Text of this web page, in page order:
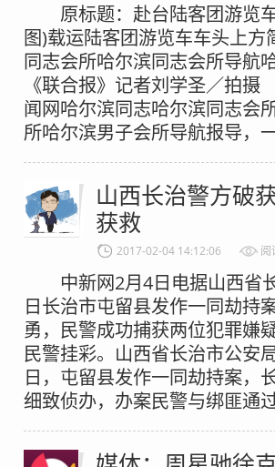
原标题：赴台陆客团游览
图)载运陆客团游览车车头上
同志会所哈尔滨同志会所导航
《联合报》记者刘学圣／拍
闻网哈尔滨同志哈尔滨同志会
所哈尔滨男子会所导航报导，
山西长治警方破
获救
2017-02-04 14:12:06 阅
中新网2月4日电据山西省
日长治市屯留县发作一同劫持
勇，民警成功捕获两位犯罪嫌
民警挂彩。山西省长治市公
日，屯留县发作一同劫持案，
细致侦办，办案民警与绑匪通